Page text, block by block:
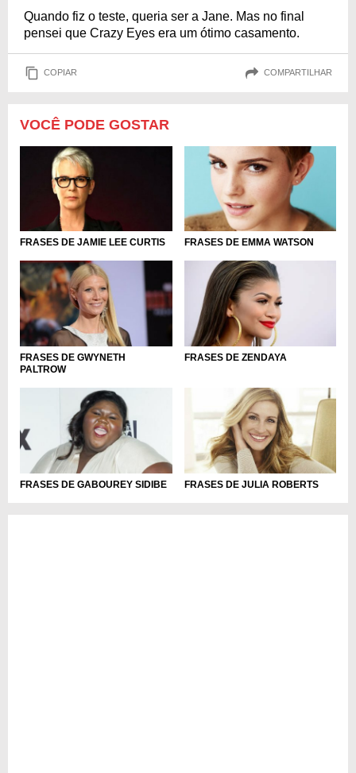
Quando fiz o teste, queria ser a Jane. Mas no final
pensei que Crazy Eyes era um ótimo casamento.
COPIAR COMPARTILHAR
VOCÊ PODE GOSTAR
FRASES DE JAMIE LEE CURTIS FRASES DE EMMA WATSON
FRASES DE GWYNETH
PALTROW
FRASES DE ZENDAYA
FRASES DE GABOUREY SIDIBE FRASES DE JULIA ROBERTS